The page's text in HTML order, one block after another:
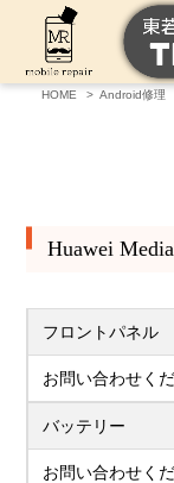
HOME Android修理
Huawei
フロントパネル
お問い合わせく
バッテリー
お問い合わせく